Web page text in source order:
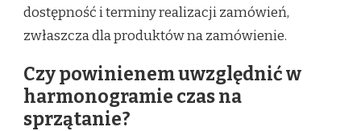
dostępność i terminy realizacji zamówień,
zwłaszcza dla produktów na zamówienie.
Czy powinienem uwzględnić w
harmonogramie czas na
sprzątanie?